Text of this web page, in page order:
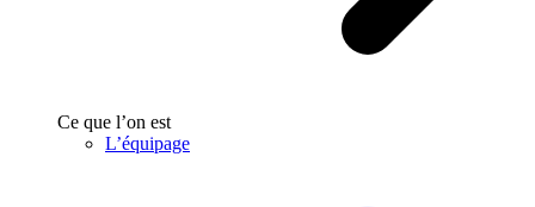
Ce que l’on est
L’équipage